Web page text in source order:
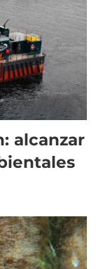
alcanzar